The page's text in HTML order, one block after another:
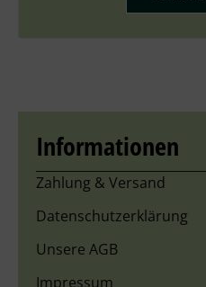
Informationen
Zahlung & Versand
Datenschutzerklärung
Unsere AGB
Impressum